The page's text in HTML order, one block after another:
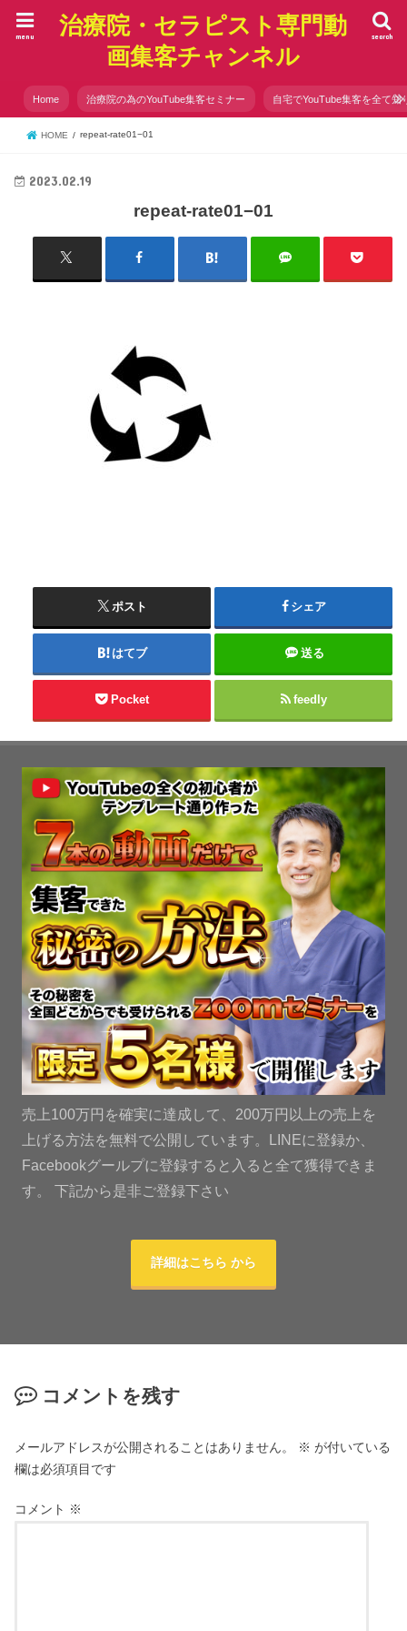
治療院・セラピスト専門動
画集客チャンネル
search
menu
Home 治療院の為のYouTube集客セミナー 自宅でYouTube集客を全て知
HOME repeat-rate01−01
2023.02.19
repeat-rate01−01
ポスト シェア
はてブ 送る
Pocket feedly
売上100万円を確実に達成して、200万円以上の売上を
上げる方法を無料で公開しています。LINEに登録か、
Facebookグールプに登録すると入ると全て獲得できま
す。 下記から是非ご登録下さい
詳細はこちら から
コメントを残す
メールアドレスが公開されることはありません。 ※ が付いている
欄は必須項目です
コメント ※